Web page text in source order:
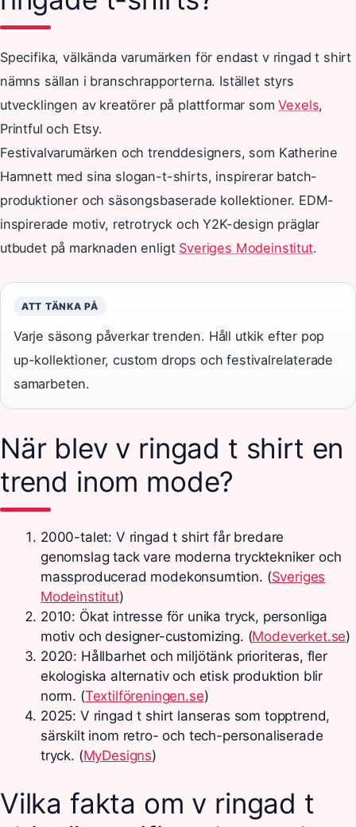
Specifika, välkända varumärken för endast v ringad t shirt
nämns sällan i branschrapporterna. Istället styrs
utvecklingen av kreatörer på plattformar somVexels,
Printful och Etsy.
Festivalvarumärken och trenddesigners, som Katherine
Hamnett med sina slogan-t-shirts, inspirerar batch-
produktioner och säsongsbaserade kollektioner. EDM-
inspirerade motiv, retrotryck och Y2K-design präglar
utbudet på marknaden enligt Sveriges Modeinstitut.
ATT TÄNKA PÅ
Varje säsong påverkar trenden. Håll utkik efter pop
up-kollektioner, custom drops och festivalrelaterade
samarbeten.
När blev v ringad t shirt en
trend inom mode?
2000-talet: V ringad t shirt får bredare
genomslag tack vare moderna trycktekniker och
massproducerad modekonsumtion. (Sveriges
Modeinstitut)
2010: Ökat intresse för unika tryck, personliga
motiv och designer-customizing. (Modeverket.se)
2020: Hållbarhet och miljötänk prioriteras, fler
ekologiska alternativ och etisk produktion blir
norm. (Textilföreningen.se)
2025: V ringad t shirt lanseras som topptrend,
särskilt inom retro- och tech-personaliserade
tryck. (MyDesigns)
Vilka fakta om v ringad t